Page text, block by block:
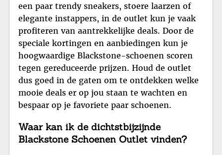
een paar trendy sneakers, stoere laarzen of
elegante instappers, in de outlet kun je vaak
profiteren van aantrekkelijke deals. Door de
speciale kortingen en aanbiedingen kun je
hoogwaardige Blackstone-schoenen scoren
tegen gereduceerde prijzen. Houd de outlet
dus goed in de gaten om te ontdekken welke
mooie deals er op jou staan te wachten en
bespaar op je favoriete paar schoenen.
Waar kan ik de dichtstbijzijnde
Blackstone Schoenen Outlet vinden?